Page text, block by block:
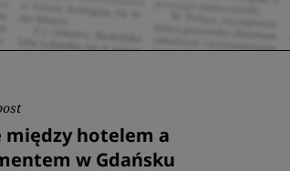
między hotelem a
w Gdańsku